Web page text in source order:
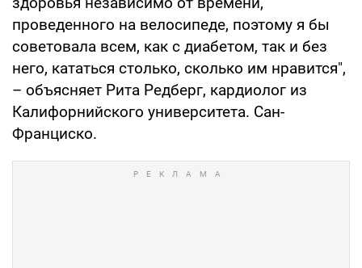
проведенного на велосипеде, поэтому я бы
советовала всем, как с диабетом, так и без
него, кататься столько, сколько им нравится",
– объясняет Рита Редберг, кардиолог из
Калифорнийского университета. Сан-
Франциско.